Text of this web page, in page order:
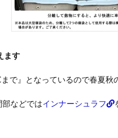
ます
で』となっているので春夏秋
などではインナーシュラフ